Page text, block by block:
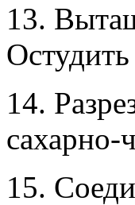
13.
14.
15.